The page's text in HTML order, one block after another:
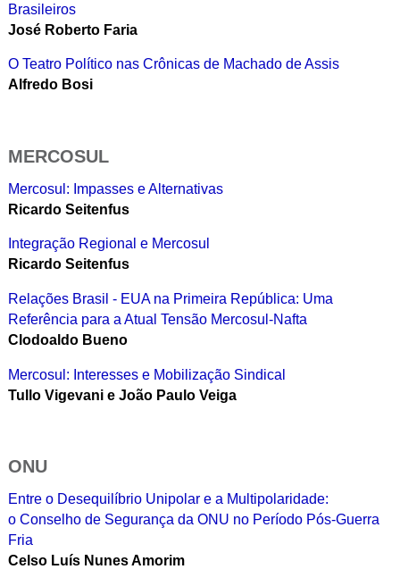
Brasileiros
José Roberto Faria
O Teatro Político nas Crônicas de Machado de Assis
Alfredo Bosi
MERCOSUL
Mercosul: Impasses e Alternativas
Ricardo Seitenfus
Integração Regional e Mercosul
Ricardo Seitenfus
Relações Brasil - EUA na Primeira República: Uma
Referência para a Atual Tensão Mercosul-Nafta
Clodoaldo Bueno
Mercosul: Interesses e Mobilização Sindical
Tullo Vigevani e João Paulo Veiga
ONU
Entre o Desequilíbrio Unipolar e a Multipolaridade:
o Conselho de Segurança da ONU no Período Pós-Guerra
Fria
Celso Luís Nunes Amorim